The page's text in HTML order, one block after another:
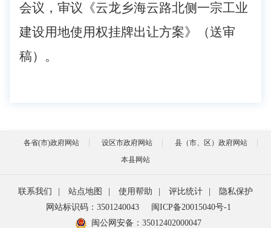
会议， 审议 《云龙乡海云路北侧一宗工业
建设用地使用权挂牌出让方案》（送审
稿） 。
各省(市)政府网站 设区市政府网站
县（市、区）政府网站
本县网站
联系我们 站点地图 使用帮助 评比统计
隐私保护
网站标识码：3501240043
闽ICP备20015040号-1
闽公网安备： 35012402000047